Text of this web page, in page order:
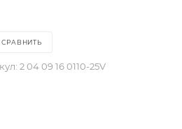
СРАВНИТЬ
2 04 09 16 0110-25V